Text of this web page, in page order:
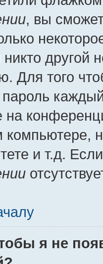
, вы
другой
Для того
пароль
на
и т.д.
я не